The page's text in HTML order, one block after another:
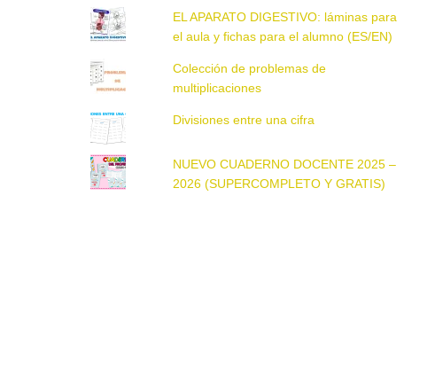
EL APARATO DIGESTIVO: láminas para
el aula y fichas para el alumno (ES/EN)
Colección de problemas de
multiplicaciones
Divisiones entre una cifra
NUEVO CUADERNO DOCENTE 2025 –
2026 (SUPERCOMPLETO Y GRATIS)